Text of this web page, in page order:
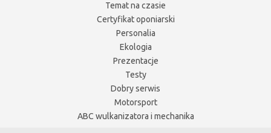
Temat na czasie
Certyfikat oponiarski
Personalia
Ekologia
Prezentacje
Testy
Dobry serwis
Motorsport
ABC wulkanizatora i mechanika